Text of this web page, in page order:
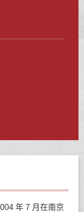
年 7 月在南京